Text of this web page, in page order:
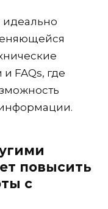
FAQs, где
повысить
с